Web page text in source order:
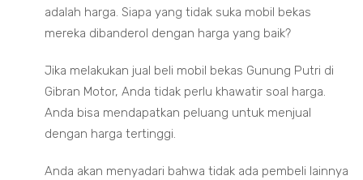
adalah harga. Siapa yang tidak suka mobil bekas
mereka dibanderol dengan harga yang baik?
Jika melakukan jual beli mobil bekas Gunung Putri di
Gibran Motor, Anda tidak perlu khawatir soal harga.
Anda bisa mendapatkan peluang untuk menjual
dengan harga tertinggi.
Anda akan menyadari bahwa tidak ada pembeli lainnya